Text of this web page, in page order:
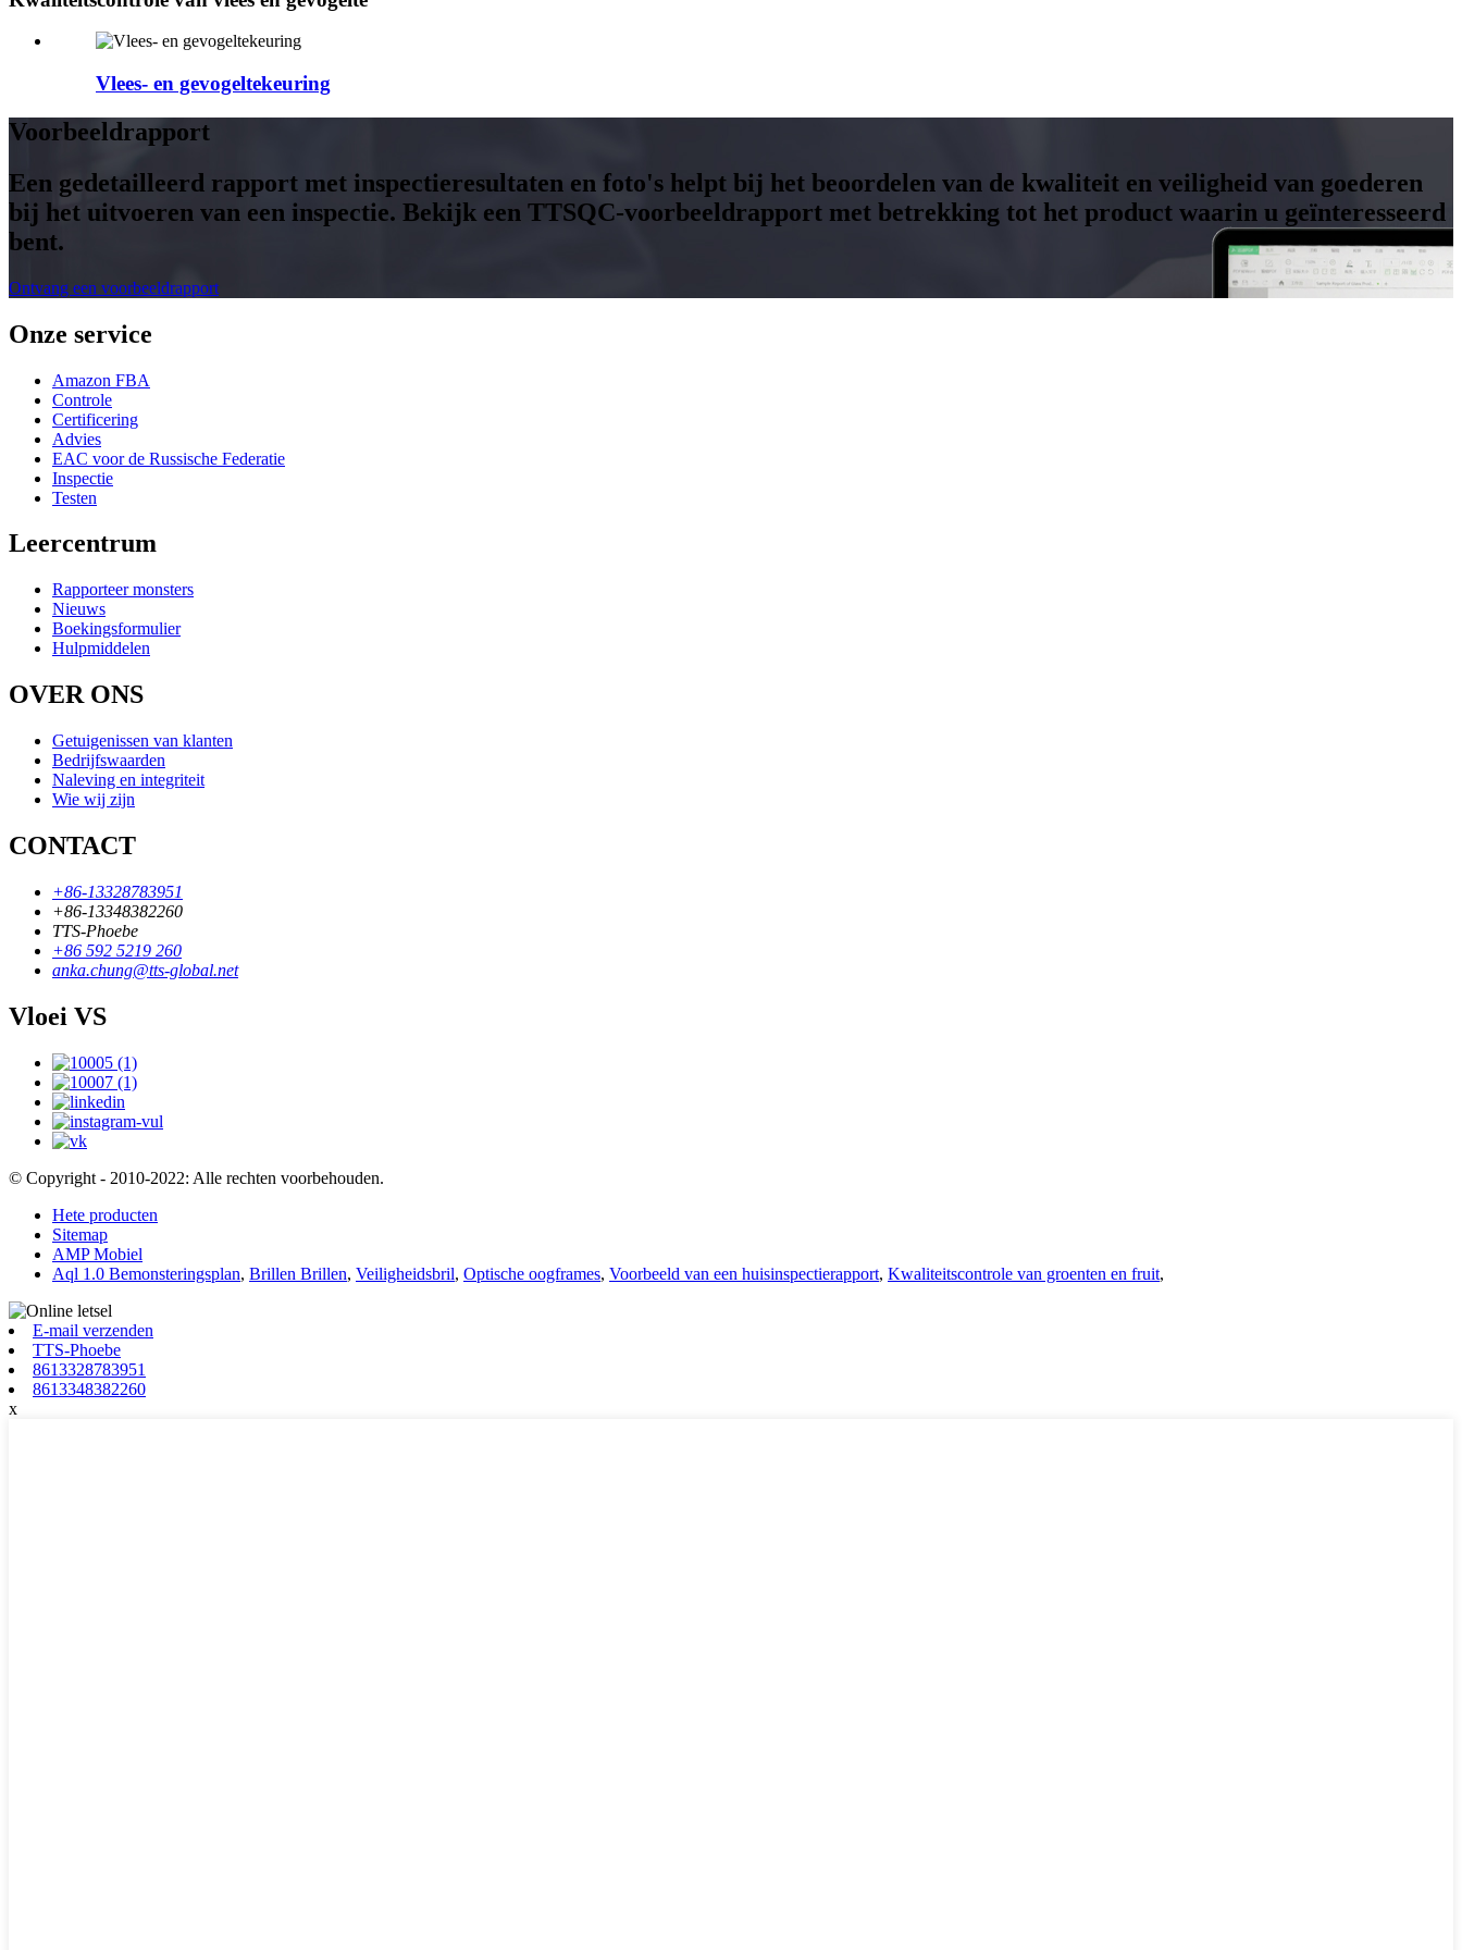
Vlees- en gevogeltekeuring
Voorbeeldrapport
Een gedetailleerd rapport met inspectieresultaten en foto's helpt bij het beoordelen van de kwaliteit en veiligheid van goederen
bij het uitvoeren van een inspectie. Bekijk een TTSQC-voorbeeldrapport met betrekking tot het product waarin u geïnteresseerd
bent.
Ontvang een voorbeeldrapport
Onze service
Amazon FBA
Controle
Certificering
Advies
EAC voor de Russische Federatie
Inspectie
Testen
Leercentrum
Rapporteer monsters
Nieuws
Boekingsformulier
Hulpmiddelen
OVER ONS
Getuigenissen van klanten
Bedrijfswaarden
Naleving en integriteit
Wie wij zijn
CONTACT
+86-13328783951
+86-13348382260
TTS-Phoebe
+86 592 5219 260
anka.chung@tts-global.net
Vloei VS
© Copyright - 2010-2022: Alle rechten voorbehouden.
Hete producten
Sitemap
AMP Mobiel
Aql 1.0 Bemonsteringsplan, Brillen Brillen, Veiligheidsbril, Optische oogframes, Voorbeeld van een huisinspectierapport, Kwaliteitscontrole van groenten en fruit,
E-mail verzenden
TTS-Phoebe
8613328783951
8613348382260
x